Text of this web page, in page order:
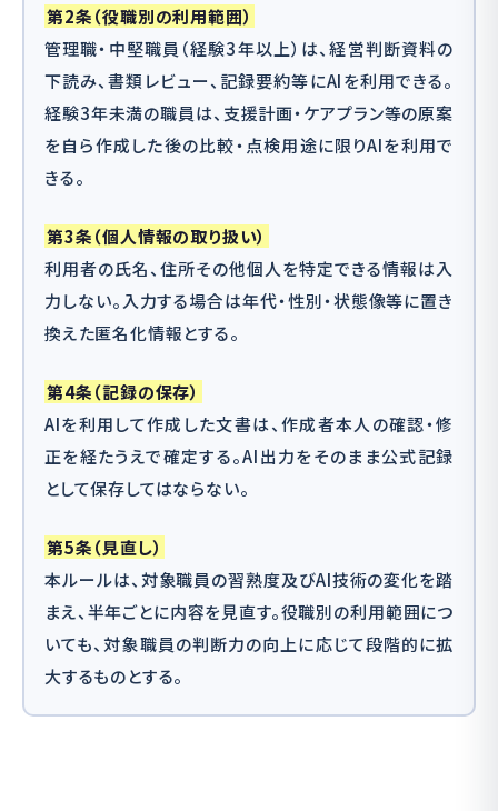
第2条（役職別の利用範囲）
管理職・中堅職員（経験3年以上）は、経営判断資料の
下読み、書類レビュー、記録要約等にAIを利用できる。
経験3年未満の職員は、支援計画・ケアプラン等の原案
を自ら作成した後の比較・点検用途に限りAIを利用で
きる。
第3条（個人情報の取り扱い）
利用者の氏名、住所その他個人を特定できる情報は入
力しない。入力する場合は年代・性別・状態像等に置き
換えた匿名化情報とする。
第4条（記録の保存）
AIを利用して作成した文書は、作成者本人の確認・修
正を経たうえで確定する。AI出力をそのまま公式記録
として保存してはならない。
第5条（見直し）
本ルールは、対象職員の習熟度及びAI技術の変化を踏
まえ、半年ごとに内容を見直す。役職別の利用範囲につ
いても、対象職員の判断力の向上に応じて段階的に拡
大するものとする。